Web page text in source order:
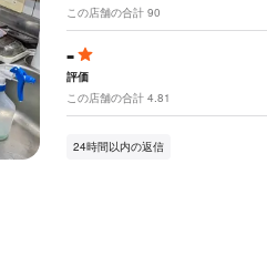
この店舗の合計 90
-
評価
この店舗の合計 4.81
24時間以内の返信